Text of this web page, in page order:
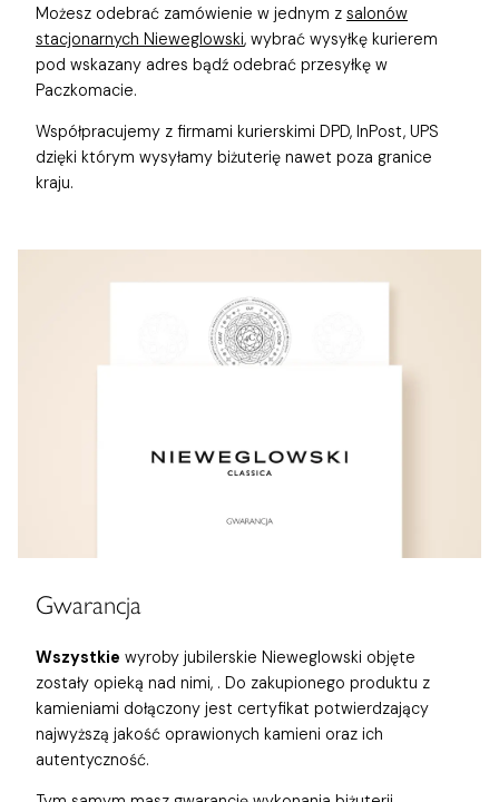
Możesz odebrać zamówienie w jednym z salonów
stacjonarnych Nieweglowski, wybrać wysyłkę kurierem
pod wskazany adres bądź odebrać przesyłkę w
Paczkomacie.
Współpracujemy z firmami kurierskimi DPD, InPost, UPS
dzięki którym wysyłamy biżuterię nawet poza granice
kraju.
Gwarancja
Wszystkie wyroby jubilerskie Nieweglowski objęte
zostały opieką nad nimi, . Do zakupionego produktu z
kamieniami dołączony jest certyfikat potwierdzający
najwyższą jakość oprawionych kamieni oraz ich
autentyczność.